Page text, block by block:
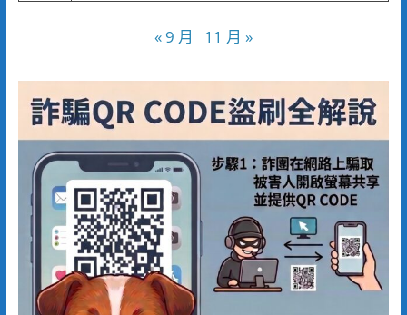
« 9 月 11 月 »